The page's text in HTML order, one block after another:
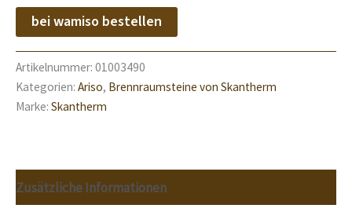
bei wamiso bestellen
Artikelnummer: 01003490
Kategorien: Ariso, Brennraumsteine von Skantherm
Marke: Skantherm
Zusätzliche Informationen